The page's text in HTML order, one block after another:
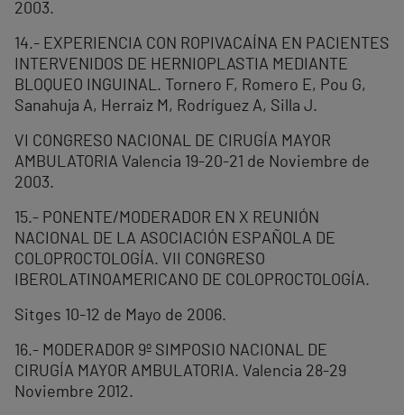
2003.
14.- EXPERIENCIA CON ROPIVACAÍNA EN PACIENTES
INTERVENIDOS DE HERNIOPLASTIA MEDIANTE
BLOQUEO INGUINAL. Tornero F, Romero E, Pou G,
Sanahuja A, Herraiz M, Rodríguez A, Silla J.
VI CONGRESO NACIONAL DE CIRUGÍA MAYOR
AMBULATORIA Valencia 19-20-21 de Noviembre de
2003.
15.- PONENTE/MODERADOR EN X REUNIÓN
NACIONAL DE LA ASOCIACIÓN ESPAÑOLA DE
COLOPROCTOLOGÍA. VII CONGRESO
IBEROLATINOAMERICANO DE COLOPROCTOLOGÍA.
Sitges 10-12 de Mayo de 2006.
16.- MODERADOR 9º SIMPOSIO NACIONAL DE
CIRUGÍA MAYOR AMBULATORIA. Valencia 28-29
Noviembre 2012.